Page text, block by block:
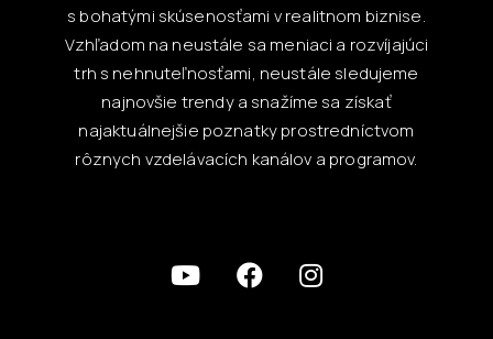
s bohatými skúsenosťami v realitnom biznise.
Vzhľadom na neustále sa meniaci a rozvíjajúci
trh s nehnuteľnosťami, neustále sledujeme
najnovšie trendy a snažíme sa získať
najaktuálnejšie poznatky prostredníctvom
rôznych vzdelávacích kanálov a programov.